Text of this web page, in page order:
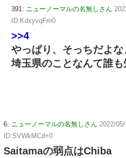
391: ニューノーマルの名無しさん
ID:KdxyvqFm0
>>4
やっぱり、そっちだよな
埼玉県のことなんて誰も
6: ニューノーマルの名無しさん 2022/
ID:SVWkMCd+0
Saitamaの弱点はChiba